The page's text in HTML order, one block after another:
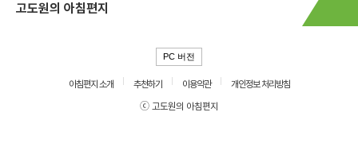
고도원의 아침편지
PC 버전
아침편지 소개 추천하기 이용약관
개인정보 처리방침
ⓒ 고도원의 아침편지